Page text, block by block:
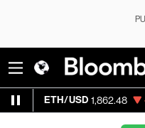
1,862.48 -0.69%